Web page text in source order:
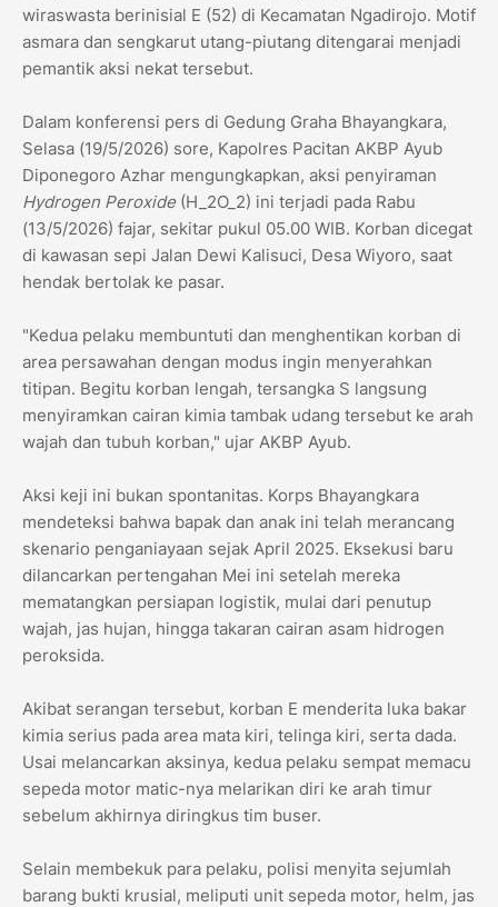
wiraswasta berinisial E (52) di Kecamatan Ngadirojo. Motif
asmara dan sengkarut utang-piutang ditengarai menjadi
pemantik aksi nekat tersebut.
​Dalam konferensi pers di Gedung Graha Bhayangkara,
Selasa (19/5/2026) sore, Kapolres Pacitan AKBP Ayub
Diponegoro Azhar mengungkapkan, aksi penyiraman
Hydrogen Peroxide(H_2O_2) ini terjadi pada Rabu
(13/5/2026) fajar, sekitar pukul 05.00 WIB. Korban dicegat
di kawasan sepi Jalan Dewi Kalisuci, Desa Wiyoro, saat
hendak bertolak ke pasar.
​"Kedua pelaku membuntuti dan menghentikan korban di
area persawahan dengan modus ingin menyerahkan
titipan. Begitu korban lengah, tersangka S langsung
menyiramkan cairan kimia tambak udang tersebut ke arah
wajah dan tubuh korban," ujar AKBP Ayub.
​Aksi keji ini bukan spontanitas. Korps Bhayangkara
mendeteksi bahwa bapak dan anak ini telah merancang
skenario penganiayaan sejak April 2025. Eksekusi baru
dilancarkan pertengahan Mei ini setelah mereka
mematangkan persiapan logistik, mulai dari penutup
wajah, jas hujan, hingga takaran cairan asam hidrogen
peroksida.
​Akibat serangan tersebut, korban E menderita luka bakar
kimia serius pada area mata kiri, telinga kiri, serta dada.
Usai melancarkan aksinya, kedua pelaku sempat memacu
sepeda motor matic-nya melarikan diri ke arah timur
sebelum akhirnya diringkus tim buser.
​Selain membekuk para pelaku, polisi menyita sejumlah
barang bukti krusial, meliputi unit sepeda motor, helm, jas